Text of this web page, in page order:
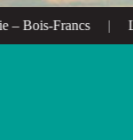
Francs |